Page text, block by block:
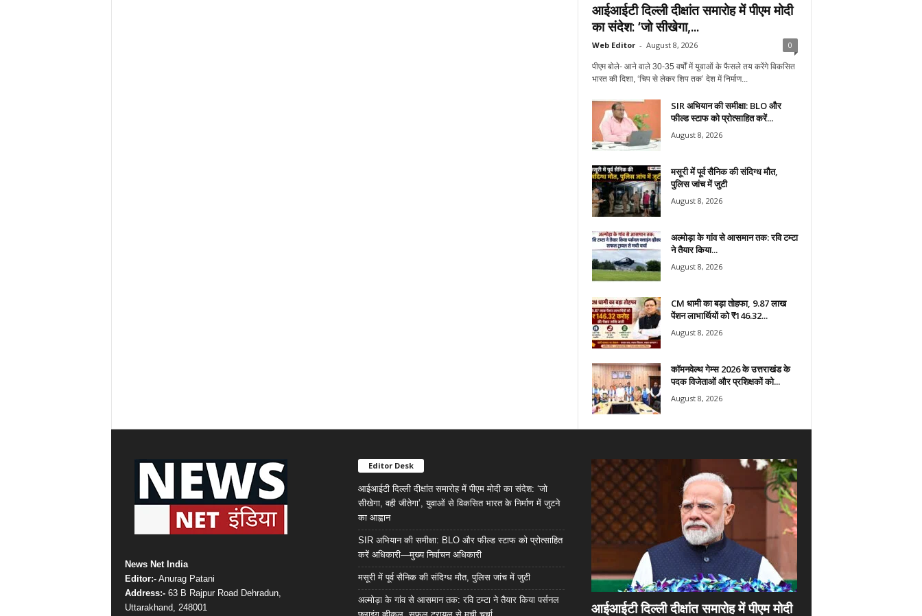
आईआईटी दिल्ली दीक्षांत समारोह में पीएम मोदी
का संदेश: ‘जो सीखेगा,...
Web Editor - August 8, 2026 0
पीएम बोले- आने वाले 30-35 वर्षों में युवाओं के फैसले तय करेंगे विकसित
भारत की दिशा, ‘चिप से लेकर शिप तक’ देश में निर्माण...
SIR अभियान की समीक्षा: BLO और
फील्ड स्टाफ को प्रोत्साहित करें...
August 8, 2026
मसूरी में पूर्व सैनिक की संदिग्ध मौत,
पुलिस जांच में जुटी
August 8, 2026
अल्मोड़ा के गांव से आसमान तक: रवि टम्टा
ने तैयार किया...
August 8, 2026
CM धामी का बड़ा तोहफा, 9.87 लाख
पेंशन लाभार्थियों को ₹146.32...
August 8, 2026
कॉमनवेल्थ गेम्स 2026 के उत्तराखंड के
पदक विजेताओं और प्रशिक्षकों को...
August 8, 2026
News Net India
Editor:-Anurag Patani
Address:-63 B Rajpur Road Dehradun,
Uttarakhand, 248001
Editor Desk
आईआईटी दिल्ली दीक्षांत समारोह में पीएम मोदी का संदेश: ‘जो
सीखेगा, वही जीतेगा’, युवाओं से विकसित भारत के निर्माण में जुटने
का आह्वान
SIR अभियान की समीक्षा: BLO और फील्ड स्टाफ को प्रोत्साहित
करें अधिकारी—मुख्य निर्वाचन अधिकारी
मसूरी में पूर्व सैनिक की संदिग्ध मौत, पुलिस जांच में जुटी
अल्मोड़ा के गांव से आसमान तक: रवि टम्टा ने तैयार किया पर्सनल
आईआईटी दिल्ली दीक्षांत समारोह में पीएम मोदी